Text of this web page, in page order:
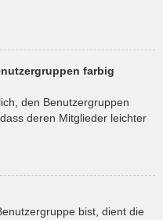
farbig
den Benutzergruppen
deren Mitglieder leichter
bist, dient die